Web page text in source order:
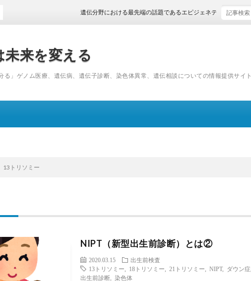
未来を変える
る」ゲノム医療、遺伝病、遺伝子診断、染色体異常、遺伝相談についての情報提供サイト
遺伝分野における最先端の話題であるエピジェネティクスとは何か？
13トリソミー
NIPT（新型出生前診断）とは②
2020.03.15
出生前検査
13トリソミー
18トリソミー ,21トリソミー ,NIPT, ダウン症
出生前診断 ,染色体